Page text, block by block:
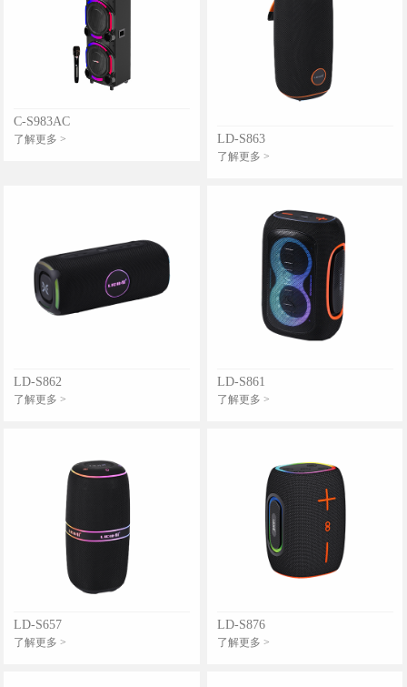
C-S983AC
了解更多 > LD-S863
了解更多 >
LD-S862
了解更多 >
LD-S861
了解更多 >
LD-S657
了解更多 >
LD-S876
了解更多 >